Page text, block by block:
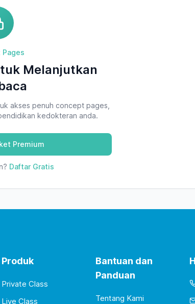
Pages
Melanjutkan
akses penuh concept pages,
kedokteran anda.
Premium
Daftar Gratis
Produk
Private Class
Live Class
Bantuan dan
Panduan
Tentang Kami